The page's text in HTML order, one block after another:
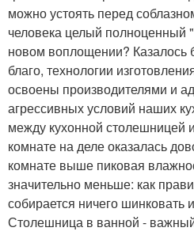
можно устоять перед
человека целый полноценный
новом воплощении? Казалось
благо, технологии
освоены производителями и
агрессивных условий наших
между кухонной столешницей
комнате на деле оказалась
комнате выше пиковая
значительно меньше: как
собирается ничего шинковать
Столешница в ванной -